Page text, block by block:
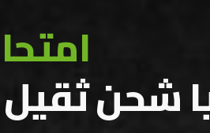
شحن